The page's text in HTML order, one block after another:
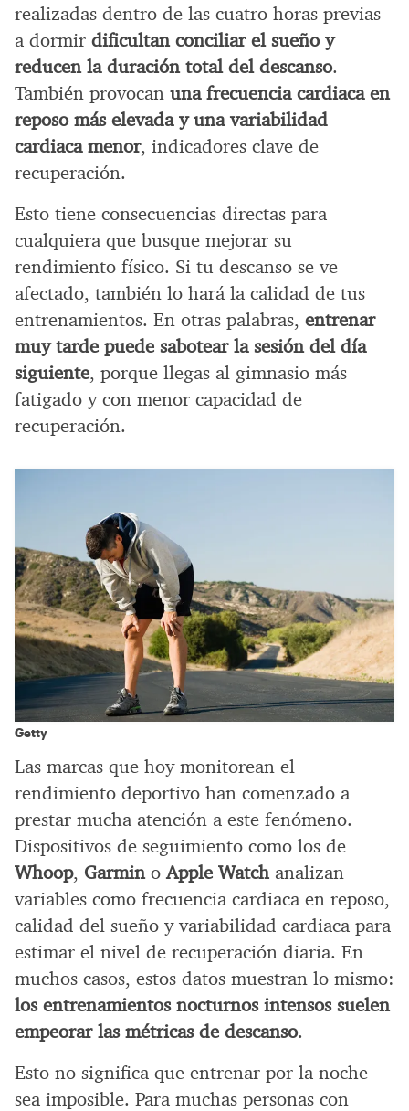
realizadas dentro de las cuatro horas previas
a dormir dificultan conciliar el sueño y
reducen la duración total del descanso.
También provocan una frecuencia cardiaca en
reposo más elevada y una variabilidad
cardiaca menor, indicadores clave de
recuperación.
Esto tiene consecuencias directas para
cualquiera que busque mejorar su
rendimiento físico. Si tu descanso se ve
afectado, también lo hará la calidad de tus
entrenamientos. En otras palabras, entrenar
muy tarde puede sabotear la sesión del día
siguiente, porque llegas al gimnasio más
fatigado y con menor capacidad de
recuperación.
Getty
Las marcas que hoy monitorean el
rendimiento deportivo han comenzado a
prestar mucha atención a este fenómeno.
Dispositivos de seguimiento como los de
Whoop, GarminoApple Watch analizan
variables como frecuencia cardiaca en reposo,
calidad del sueño y variabilidad cardiaca para
estimar el nivel de recuperación diaria. En
muchos casos, estos datos muestran lo mismo:
los entrenamientos nocturnos intensos suelen
empeorar las métricas de descanso.
Esto no significa que entrenar por la noche
sea imposible. Para muchas personas con